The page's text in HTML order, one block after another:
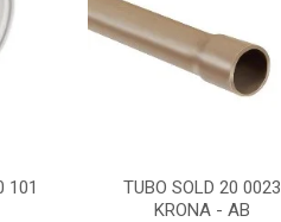
101
TUBO SOLD 20 0023
KRONA - AB